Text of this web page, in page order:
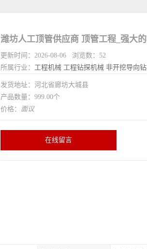
潍坊人工顶管供应商 顶管工程_强大
更新时间：2026-08-06 浏览数：52
所属行业： 工程机械 工程钻探机械 非开挖导向
发货地址：河北省廊坊大城县
产品数量：999.00个
价格： 面议
在线留言